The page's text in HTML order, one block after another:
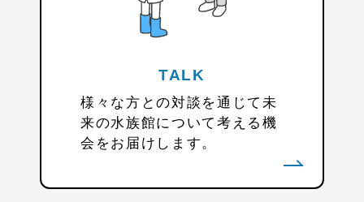
TALK
様々な方との対談を通じて未
来の水族館について考える機
会をお届けします。